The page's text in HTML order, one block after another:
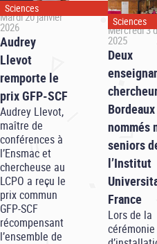
Sciences
Mardi 20 janvier
2026
Audrey
Llevot
remporte le
prix GFP-SCF
Audrey Llevot,
maître de
conférences à
l’Ensmac et
chercheuse au
LCPO a reçu le
prix commun
GFP-SCF
récompensant
l’ensemble de
Sciences
Mercredi 3
2025
Deux
nommés
seniors
l’Institut
France
Lors de la
cérémonie